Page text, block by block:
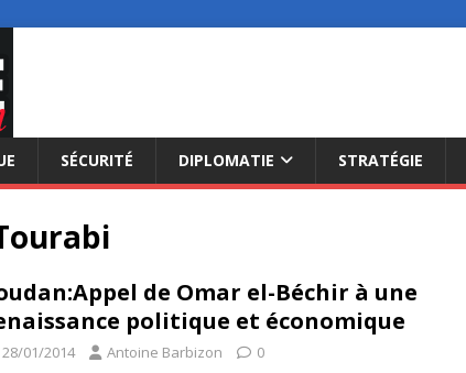
SÉCURITÉ DIPLOMATIE STRATÉGIE
de Omar el-Béchir à une
politique et économique
28/01/2014 Antoine Barbizon 0